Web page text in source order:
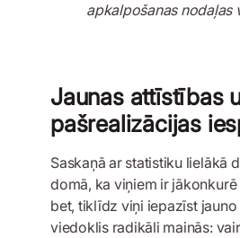
apkalpošanas nodaļas
Jaunas attīstības
pašrealizācijas
Saskaņā ar statistiku lielākā
domā, ka viņiem ir jākonkurē
bet, tiklīdz viņi iepazīst
viedoklis radikāli mainās: